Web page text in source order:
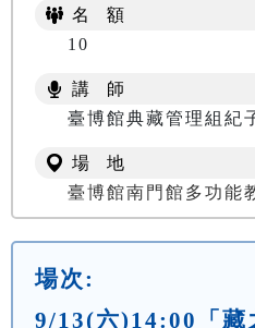
名 額
10
講 師
臺博館典藏管理組紀
場 地
臺博館南門館多功能
場次:
9/13(六)14:00「藏